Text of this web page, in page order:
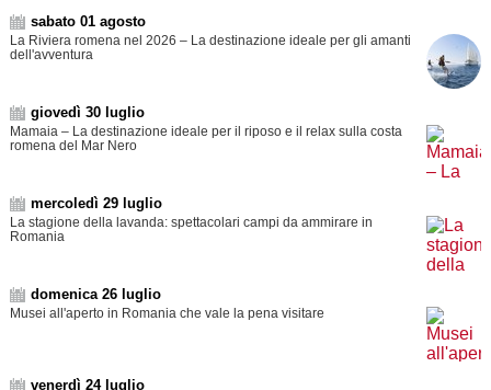
sabato 01 agosto
La Riviera romena nel 2026 – La destinazione ideale per gli amanti
dell'avventura
giovedì 30 luglio
Mamaia – La destinazione ideale per il riposo e il relax sulla costa
romena del Mar Nero
mercoledì 29 luglio
La stagione della lavanda: spettacolari campi da ammirare in
Romania
domenica 26 luglio
Musei all'aperto in Romania che vale la pena visitare
venerdì 24 luglio